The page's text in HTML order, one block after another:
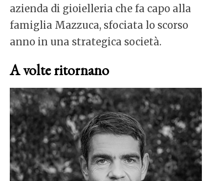
azienda di gioielleria che fa capo alla
famiglia Mazzuca, sfociata lo scorso
anno in una strategica società.
A volte ritornano